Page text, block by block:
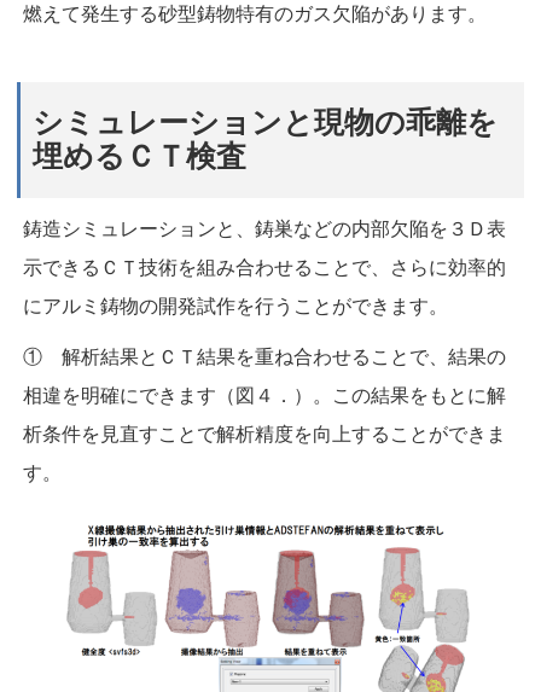
燃えて発生する砂型鋳物特有のガス欠陥があります。
シミュレーションと現物の乖離を
埋めるＣＴ検査
鋳造シミュレーションと、鋳巣などの内部欠陥を３Ｄ表
示できるＣＴ技術を組み合わせることで、さらに効率的
にアルミ鋳物の開発試作を行うことができます。
① 解析結果とＣＴ結果を重ね合わせることで、結果の
相違を明確にできます（図４．）。この結果をもとに解
析条件を見直すことで解析精度を向上することができま
す。